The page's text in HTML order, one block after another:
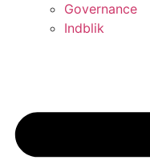
Governance
Indblik